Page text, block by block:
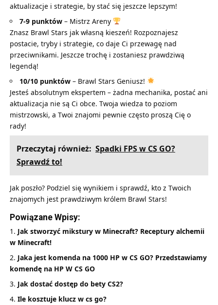
aktualizacje i strategie, by stać się jeszcze lepszym!
7-9 punktów – Mistrz Areny
Znasz Brawl Stars jak własną kieszeń! Rozpoznajesz
postacie, tryby i strategie, co daje Ci przewagę nad
przeciwnikami. Jeszcze trochę i zostaniesz prawdziwą
legendą!
10/10 punktów – Brawl Stars Geniusz!
Jesteś absolutnym ekspertem – żadna mechanika, postać ani
aktualizacja nie są Ci obce. Twoja wiedza to poziom
mistrzowski, a Twoi znajomi pewnie często proszą Cię o
rady!
Przeczytaj również: Spadki FPS w CS GO?
Sprawdź to!
Jak poszło? Podziel się wynikiem i sprawdź, kto z Twoich
znajomych jest prawdziwym królem Brawl Stars!
Powiązane Wpisy:
Jak stworzyć mikstury w Minecraft? Receptury alchemii
w Minecraft!
Jaka jest komenda na 1000 HP w CS GO? Przedstawiamy
komendę na HP W CS GO
Jak dostać dostęp do bety CS2?
Ile kosztuje klucz w cs go?